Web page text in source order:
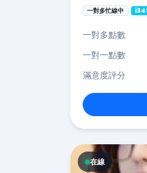
一對多忙線中
一對多點數
一對一點數
滿意度評分
在線